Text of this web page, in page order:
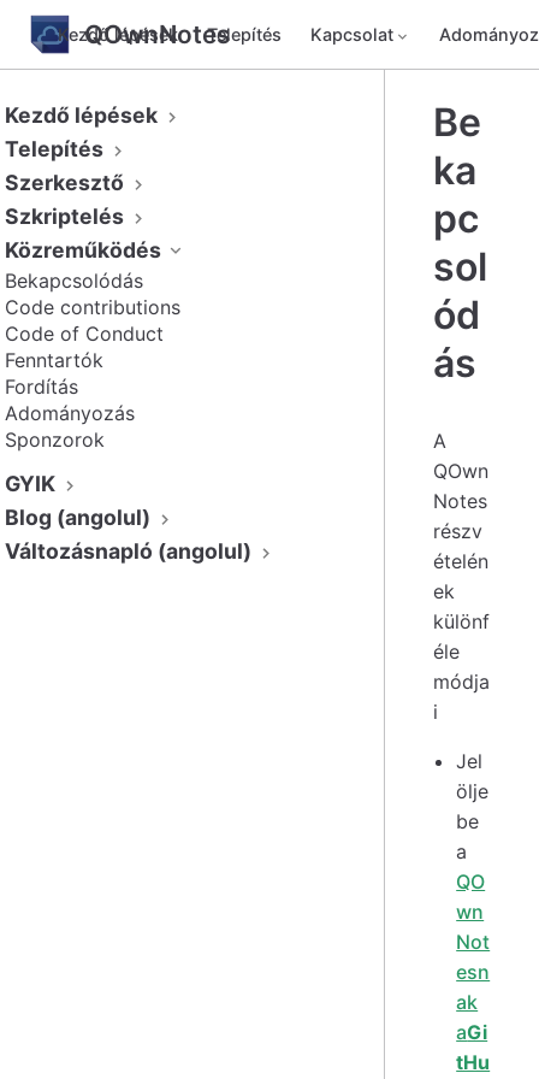
QOwnNotes
Kezdő lépések Telepítés Kapcsolat
Kezdő lépések
Telepítés
Szerkesztő
Szkriptelés
Közreműködés
Bekapcsolódás
Code contributions
Code of Conduct
Fenntartók
Fordítás
Adományozás
Sponzorok
GYIK
Blog (angolul)
Változásnapló (angolul)
Be
ka
pc
sol
ód
ás
A
QOwn
Notes
részv
ételén
ek
különf
éle
módja
i
Jel
ölje
be
a
QO
wn
Not
esn
ak
aGi
tHu